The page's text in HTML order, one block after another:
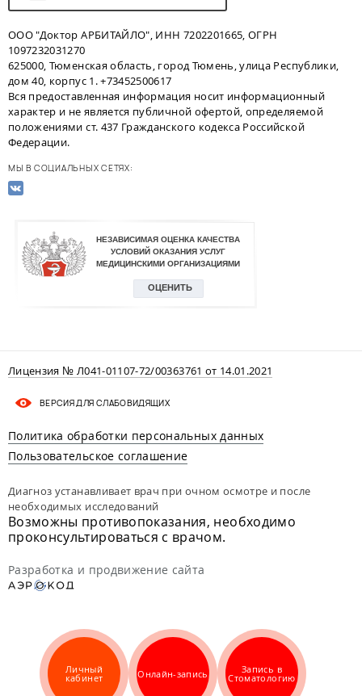
ООО "Доктор АРБИТАЙЛО", ИНН 7202201665, ОГРН
1097232031270
625000, Тюменская область, город Тюмень, улица Республики,
дом 40, корпус 1. +73452500617
Вся предоставленная информация носит информационный
характер и не является публичной офертой, определяемой
положениями ст. 437 Гражданского кодекса Российской
Федерации.
МЫ В СОЦИАЛЬНЫХ СЕТЯХ:
Лицензия № Л041-01107-72/00363761 от 14.01.2021
ВЕРСИЯ ДЛЯ СЛАБОВИДЯЩИХ
Политика обработки персональных данных
Пользовательское соглашение
Диагноз устанавливает врач при очном осмотре и после
необходимых исследований
Возможны противопоказания, необходимо
проконсультироваться с врачом.
Разработка и продвижение сайта
Личный
кабинет Онлайн-запись Запись в
Стоматологию